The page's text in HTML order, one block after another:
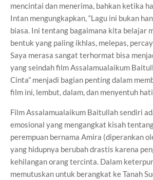
mencintai dan menerima, bahkan ketika
Intan mengungkapkan, “Lagu ini bukan
biasa. Ini tentang bagaimana kita belajar
bentuk yang paling ikhlas, melepas,
Saya merasa sangat terhormat bisa
yang seindah film Assalamualaikum
Cinta” menjadi bagian penting dalam
film ini, lembut, dalam, dan menyentuh
Film Assalamualaikum Baitullah sendiri
emosional yang mengangkat kisah
perempuan bernama Amira (diperankan
yang hidupnya berubah drastis karena
kehilangan orang tercinta. Dalam
memutuskan untuk berangkat ke Tanah